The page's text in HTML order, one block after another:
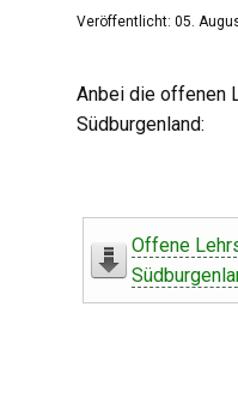
Veröffentlicht: 05.
Anbei die offenen
Südburgenland:
Offene